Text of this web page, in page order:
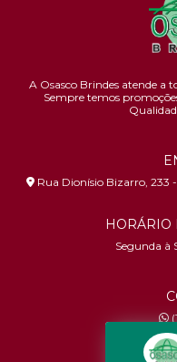
A Osasco Brindes atende a
Sempre temos
Rua Dionísio Bizarro, 233
HORÁRIO
Segunda à
CNPJ: